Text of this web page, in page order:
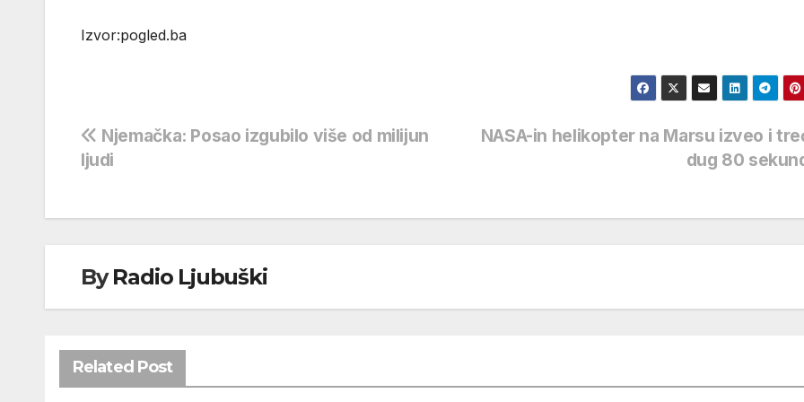
Izvor:pogled.ba
Navigacija
objava
NASA-in helikopter na Marsu izveo i
dug 80
Njemačka: Posao izgubilo više od milijun
ljudi
ByRadio Ljubuški
Related Post